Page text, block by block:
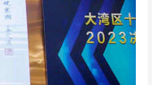
委任
21:04
20:55